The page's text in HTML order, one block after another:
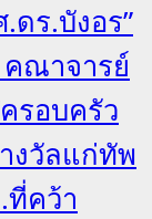
.ดร.บังอร”
ณาจารย์
รอบครัว
งวัลแก่ทัพ
คว้า